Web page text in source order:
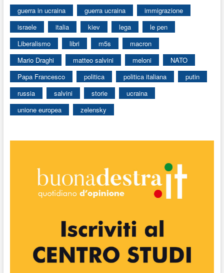
guerra in ucraina
guerra ucraina
immigrazione
israele
italia kiev lega
le pen
Liberalismo
libri m5s
macron
Mario Draghi
matteo salvini meloni
NATO
Papa Francesco
politica politica italiana
putin
russia
salvini storie
ucraina
unione europea
zelensky